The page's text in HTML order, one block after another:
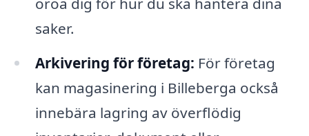
saker.
Arkivering för företag: För företag
kan magasinering i Billeberga också
innebära lagring av överflödig